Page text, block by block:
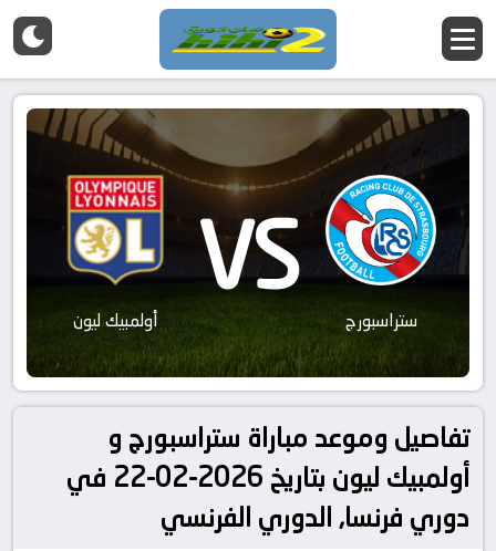
ستراسبورج VS أولمبيك ليون
تفاصيل وموعد مباراة ستراسبورج و
أولمبيك ليون بتاريخ 2026-02-22 في
دوري فرنسا, الدوري الفرنسي